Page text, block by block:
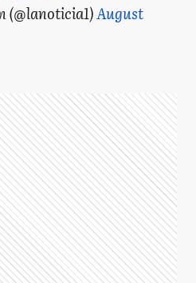
(@lanoticia1)August